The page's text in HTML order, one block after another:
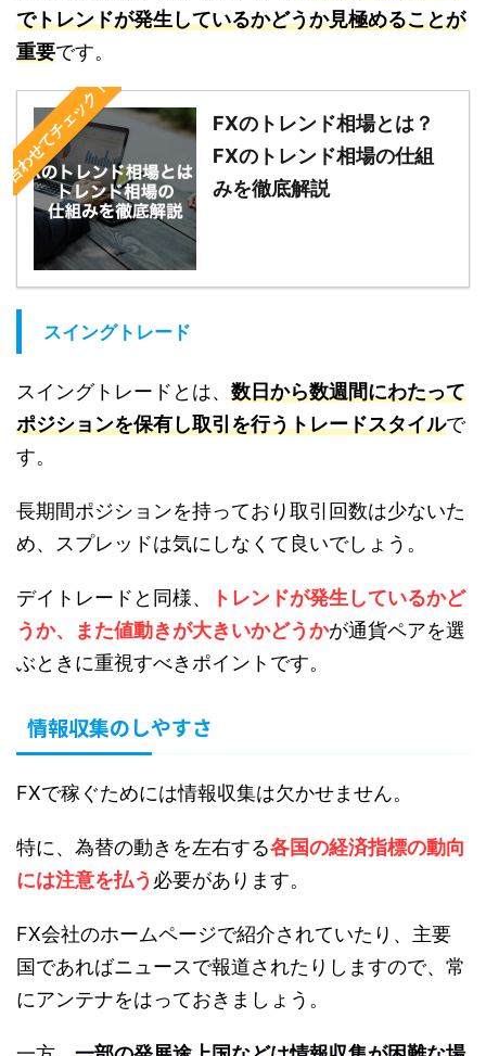
でトレンドが発生しているかどうか見極めることが
重要です。
合わせてチェック！
FXのトレンド相場とは？
FXのトレンド相場の仕組
みを徹底解説
スイングトレード
スイングトレードとは、 数日から数週間にわたって
ポジションを保有し取引を行うトレードスタイルで
す。
長期間ポジションを持っており取引回数は少ないた
め、スプレッドは気にしなくて良いでしょう。
デイトレードと同様、
トレンドが発生しているかど
うか、また値動きが大きいかどうかが通貨ペアを選
ぶときに重視すべきポイントです。
情報収集のしやすさ
FXで稼ぐためには情報収集は欠かせません。
特に、為替の動きを左右する各国の経済指標の動向
には注意を払う 必要があります。
FX会社のホームページで紹介されていたり、主要
国であればニュースで報道されたりしますので、常
にアンテナをはっておきましょう。